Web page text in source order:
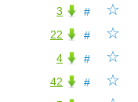
☆
#
3
☆
#
22
☆
#
4
☆
#
42